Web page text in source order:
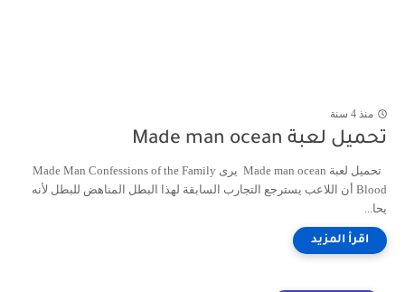
منذ 4 سنة
تحميل لعبة Made man ocean
تحميل لعبة Made man ocean يرى Made Man Confessions of the Family
Blood أن اللاعب يسترجع التجارب السابقة لهذا البطل المناهض للبطل لأنه
يحا...